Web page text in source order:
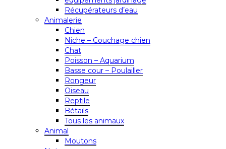
Récupérateurs d’eau
Animalerie
Chien
Niche – Couchage chien
Chat
Poisson – Aquarium
Basse cour – Poulailler
Rongeur
Oiseau
Reptile
Bétails
Tous les animaux
Animal
Moutons